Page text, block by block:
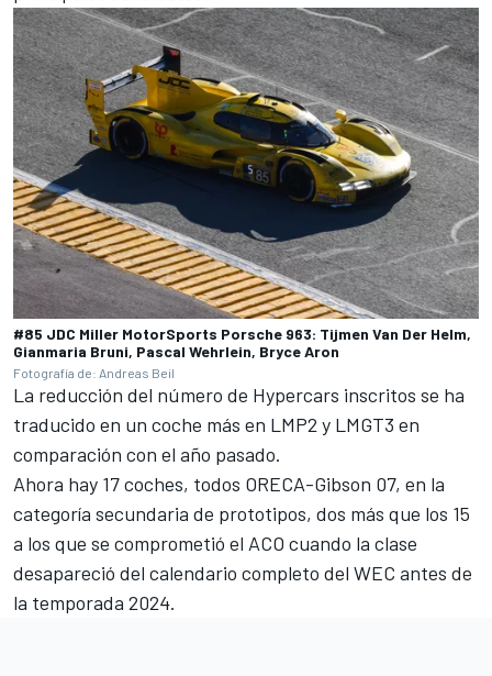
#85 JDC Miller MotorSports Porsche 963: Tijmen Van Der Helm,
Gianmaria Bruni, Pascal Wehrlein, Bryce Aron
Fotografía de: Andreas Beil
La reducción del número de Hypercars inscritos se ha
traducido en un coche más en LMP2 y LMGT3 en
comparación con el año pasado.
Ahora hay 17 coches, todos ORECA-Gibson 07, en la
categoría secundaria de prototipos, dos más que los 15
a los que se comprometió el ACO cuando la clase
desapareció del calendario completo del WEC antes de
la temporada 2024.